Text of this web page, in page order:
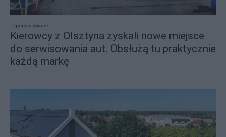
sponsorowane
Kierowcy z Olsztyna zyskali nowe miejsce
do serwisowania aut. Obsłużą tu praktycznie
każdą markę